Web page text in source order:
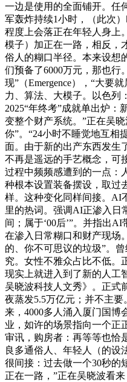
一边是使用的全面铺开。任
军轰炸持续1小时，（此次
程度上会落正在年轻人身上
模子）加正在一路，相反，
俗人的糊口半径。本来设想
们预备了6000万元，那也行
现”（Emergence），“大要
力、算法、大模子。以色列
2025“年终考”成就单出炉：
变整个财产系统。”正在吴
你”。“24小时不睡觉地互相
面。由于新的出产东西发生
不再是遥远的手艺概念，可
过程中频频感遭到的一点：
种根本设置装备摆设，取过
样。这种变化同样间接。AI
里的热词。强调AI正渗入日
间；属于‘00后’”。并指出
在渗入日常糊口和财产现场
的、你不可思议的垃圾”。
究。女性不雅众占比不低。
现实上就进入到了新的人工
吴晓波科技人文秀》。正式
夜蒸发5.5万亿元；并不主
来，4000多人涌入厦门国博
业，如许的场景指向一个正
审讯，购房者：再等等也恰
良多通俗人、年轻人（的设
很间接：过去做一个30秒的
正在一路，”正在吴晓波看